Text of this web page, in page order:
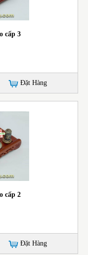
cấp 3
Đặt Hàng
cấp 2
Đặt Hàng